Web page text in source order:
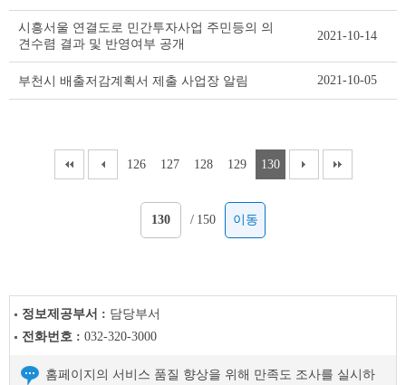
시흥서울 연결도로 민간투자사업 주민등의 의
견수렴 결과 및 반영여부 공개
2021-10-14
부천시 배출저감계획서 제출 사업장 알림 2021-10-05
126 127 128 129 130
/ 150 이동
정보제공부서 : 담당부서
전화번호 : 032-320-3000
홈페이지의 서비스 품질 향상을 위해 만족도 조사를 실시하